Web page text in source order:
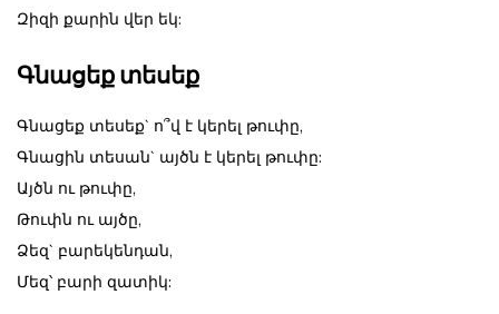
Զիզի քարին վեր եկ:
Գնացեք տեսեք
Գնացեք տեսեք` ո՞վ է կերել թուփը,
Գնացին տեսան` այծն է կերել թուփը:
Այծն ու թուփը,
Թուփն ու այծը,
Ձեզ` բարեկենդան,
Մեզ՝ բարի զատիկ: